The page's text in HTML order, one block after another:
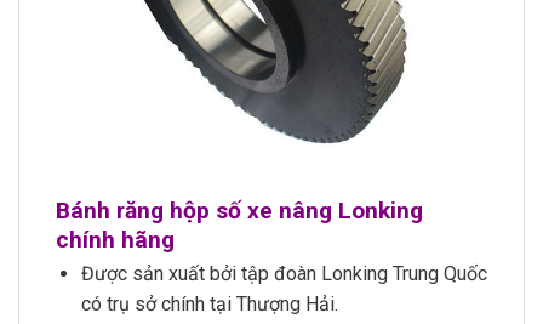
Bánh răng hộp số xe nâng Lonking
chính hãng
Được sản xuất bởi tập đoàn Lonking Trung Quốc
có trụ sở chính tại Thượng Hải.